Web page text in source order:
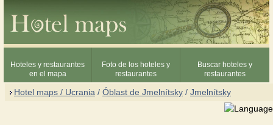
Hoteles y restaurantes
en el mapa
Foto de los hoteles y
restaurantes
Buscar hoteles y
restaurantes
Hotel maps / Ucrania / Óblast de Jmelnítsky / Jmelnítsky